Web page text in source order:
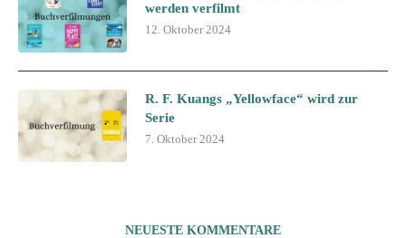
werden verfilmt
12. Oktober 2024
R. F. Kuangs „Yellowface“ wird zur
Serie
7. Oktober 2024
NEUESTE KOMMENTARE